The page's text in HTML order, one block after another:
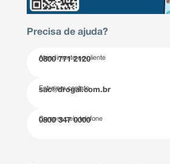
Precisa de ajuda?
Atendimento ao cliente
0800 771 2120
Entre em contato
sac@drogal.com.br
Compre pelo telefone
0800 347 0000